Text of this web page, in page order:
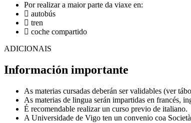
Por realizar a maior parte da viaxe en:
autobús
tren
coche compartido
ADICIONAIS
Información importante
As materias cursadas deberán ser validables (ver
As materias de lingua serán impartidas en francés,
É recomendable realizar un curso previo de italiano.
A Universidade de Vigo ten un convenio coa